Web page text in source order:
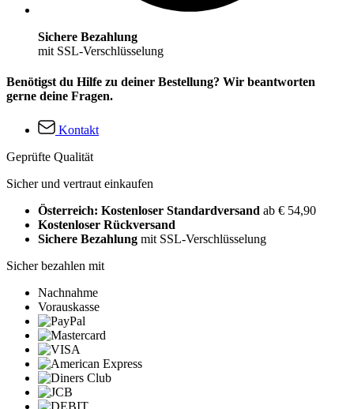
Sichere Bezahlung
mit SSL-Verschlüsselung
Benötigst du Hilfe zu deiner Bestellung? Wir beantworten
gerne deine Fragen.
Kontakt
Geprüfte Qualität
Sicher und vertraut einkaufen
Österreich: Kostenloser Standardversand ab € 54,90
Kostenloser Rückversand
Sichere Bezahlung mit SSL-Verschlüsselung
Sicher bezahlen mit
Nachnahme
Vorauskasse